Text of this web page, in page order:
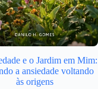
e o Jardim em Mim:
a ansiedade voltando
às origens